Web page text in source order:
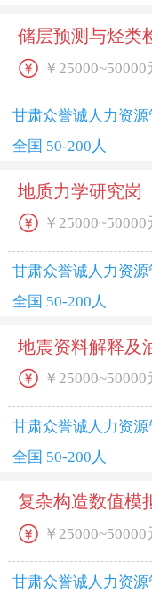
储层预测与烃类
￥25000~50000
甘肃众誉诚人力资源
全国 50-200人
地质力学研究岗
￥25000~50000
甘肃众誉诚人力资源
全国 50-200人
地震资料解释及
￥25000~50000
甘肃众誉诚人力资源
全国 50-200人
复杂构造数值模
￥25000~50000
甘肃众誉诚人力资源